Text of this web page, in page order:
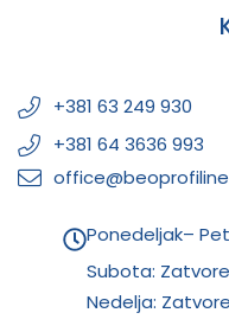
+381 63 249 930
+381 64 3636 993
Ponedeljak–
Subota:
Nedelja: